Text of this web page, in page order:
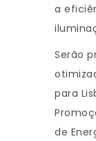
a
Serão
para
de